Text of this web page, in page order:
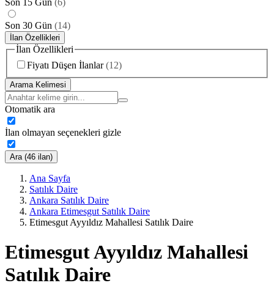
Son 15 Gün (6)
Son 30 Gün (14)
İlan Özellikleri
İlan Özellikleri
Fiyatı Düşen İlanlar (12)
Arama Kelimesi
Otomatik ara
İlan olmayan seçenekleri gizle
Ara (46 ilan)
Ana Sayfa
Satılık Daire
Ankara Satılık Daire
Ankara Etimesgut Satılık Daire
Etimesgut Ayyıldız Mahallesi Satılık Daire
Etimesgut Ayyıldız Mahallesi
Satılık Daire